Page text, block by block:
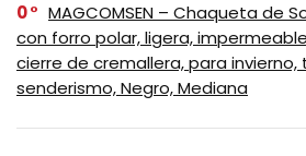
0
MAGCOMSEN – Chaqueta de
con forro polar, ligera,
cierre de cremallera, para
senderismo, Negro, Mediana